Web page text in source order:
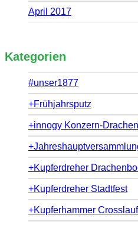
April 2017
Kategorien
#unser1877
+Frühjahrsputz
+innogy Konzern-
+Kupferdreher
+Kupferdreher Stadtfest
+Kupferhammer Crosslauf